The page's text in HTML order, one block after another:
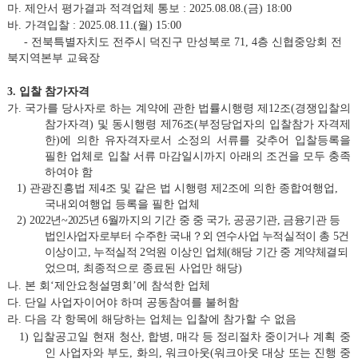
마. 제안서 평가결과 적격업체 통보 : 2025.08.08.(금) 18:00
바. 가격입찰 : 2025.08.11.(월) 15:00
- 전북특별자치도 전주시 덕진구 만성북로 71, 4층 신협중앙회 전
북지역본부 교육장
3. 입찰 참가자격
가. 국가를 당사자로 하는 계약에 관한 법률시행령 제12조(경쟁입찰의
참가자격) 및 동시행령 제76조(부정당업자의 입찰참가 자격제
한)에 의한 유자격자로서 소정의 서류를 갖추어 입찰등록을
필한 업체로 입찰 서류 마감일시까지 아래의 조건을 모두 충족
하여야 함
1) 관광진흥법 제4조 및 같은 법 시행령 제2조에 의한 종합여행업,
국내외여행업 등록을 필한 업체
2) 2022년~2025년6월까지의 기간 중 중 국가, 공공기관, 금융기관 등
법인사업자로부터 수주한 국내 ？외 연수사업 누적실적이 총 5건
이상이고, 누적실적2억원 이상인 업체(해당 기간 중 계약체결되
었으며, 최종적으로 종료된 사업만 해당)
나. 본 회‘제안요청설명회’에 참석한 업체
다. 단일 사업자이어야 하며 공동참여를 불허함
라. 다음 각 항목에 해당하는 업체는 입찰에 참가할 수 없음
1) 입찰공고일 현재 청산 합병 매각 등 정리절차 중이거나 계획 중
인 사업자와 부도
화의 워크아웃(워크아웃 대상 또는 진행 중